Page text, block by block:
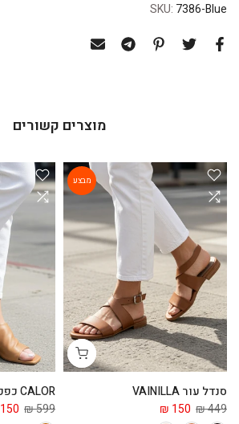
SKU: 7386-Blue
מוצרים קשורים
מבצע
סנדל עור VAINILLA
449 ₪
150 ₪
CALOR כפכף עור
599 ₪
150 ₪